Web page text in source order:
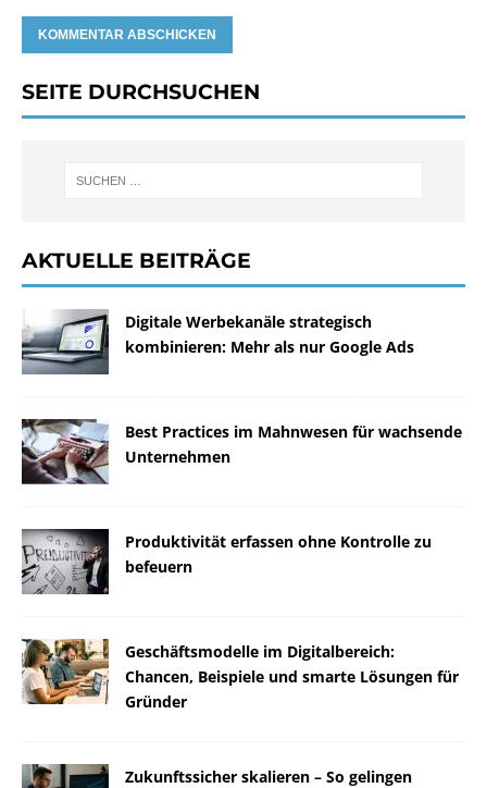
SEITE DURCHSUCHEN
AKTUELLE BEITRÄGE
Digitale Werbekanäle strategisch
kombinieren: Mehr als nur Google Ads
Best Practices im Mahnwesen für wachsende
Unternehmen
Produktivität erfassen ohne Kontrolle zu
befeuern
Geschäftsmodelle im Digitalbereich:
Chancen, Beispiele und smarte Lösungen für
Gründer
Zukunftssicher skalieren – So gelingen